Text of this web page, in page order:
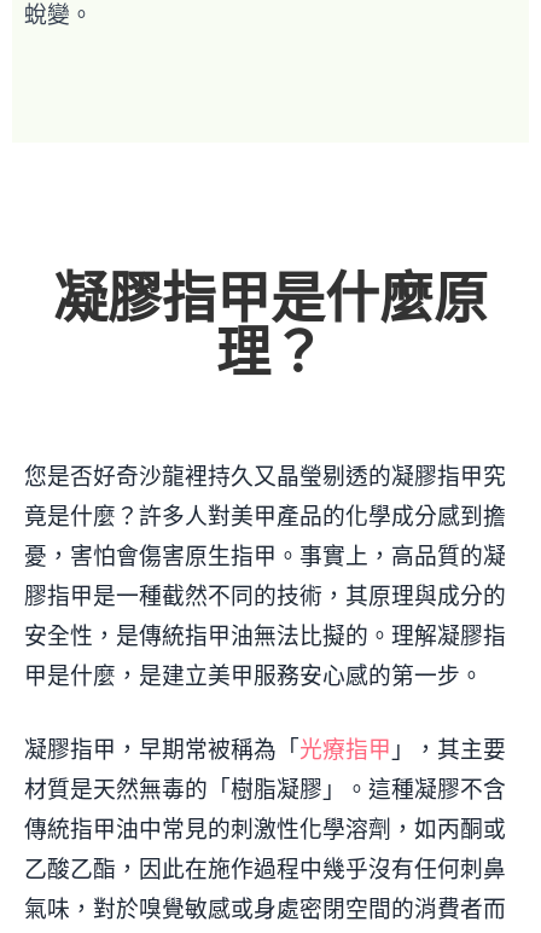
蛻變。
凝膠指甲是什麼原
理？
您是否好奇沙龍裡持久又晶瑩剔透的凝膠指甲究
竟是什麼？許多人對美甲產品的化學成分感到擔
憂，害怕會傷害原生指甲。事實上，高品質的凝
膠指甲是一種截然不同的技術，其原理與成分的
安全性，是傳統指甲油無法比擬的。理解凝膠指
甲是什麼，是建立美甲服務安心感的第一步。
凝膠指甲，早期常被稱為「 光療指甲 」，其主要
材質是天然無毒的「樹脂凝膠」。這種凝膠不含
傳統指甲油中常見的刺激性化學溶劑，如丙酮或
乙酸乙酯，因此在施作過程中幾乎沒有任何刺鼻
氣味，對於嗅覺敏感或身處密閉空間的消費者而